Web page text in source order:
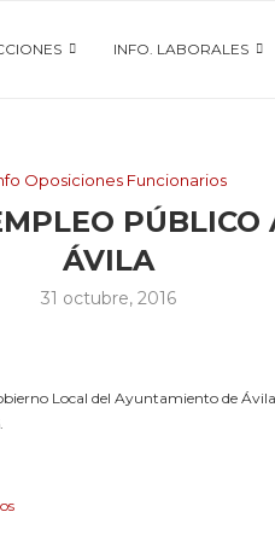
INFO. LABORALES
Oposiciones Funcionarios
ÁVILA
31 octubre, 2016
Local del Ayuntamiento de